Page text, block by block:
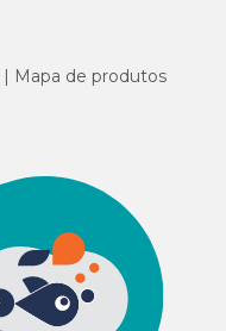
Mapa de produtos